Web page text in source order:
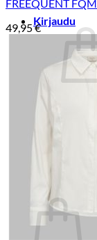
Kirjaudu
Ostoskori
FREEQUENT
49,95€